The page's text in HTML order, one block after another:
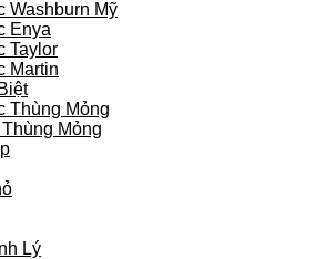
Washburn Mỹ
Enya
Taylor
Martin
Thùng Mỏng
Mỏng
Lý